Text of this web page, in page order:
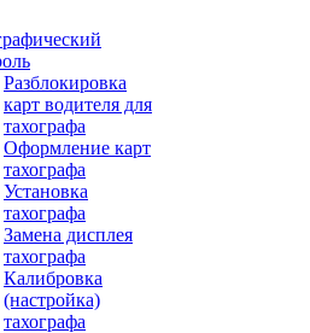
Разблокировка
карт водителя для
тахографа
Оформление карт
тахографа
Установка
тахографа
Замена дисплея
тахографа
Калибровка
(настройка)
тахографа